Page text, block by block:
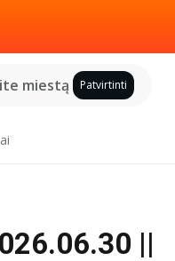
miestą Patvirtinti
||